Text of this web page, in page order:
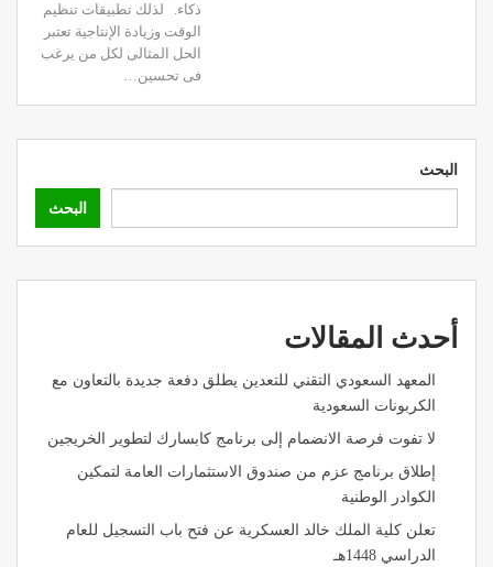
ذكاء. لذلك تطبيقات تنظيم
الوقت وزيادة الإنتاجية تعتبر
الحل المثالى لكل من يرغب
فى تحسين…
البحث
البحث
أحدث المقالات
المعهد السعودي التقني للتعدين يطلق دفعة جديدة بالتعاون مع
الكربونات السعودية
لا تفوت فرصة الانضمام إلى برنامج كابسارك لتطوير الخريجين
إطلاق برنامج عزم من صندوق الاستثمارات العامة لتمكين
الكوادر الوطنية
تعلن كلية الملك خالد العسكرية عن فتح باب التسجيل للعام
الدراسي 1448هـ